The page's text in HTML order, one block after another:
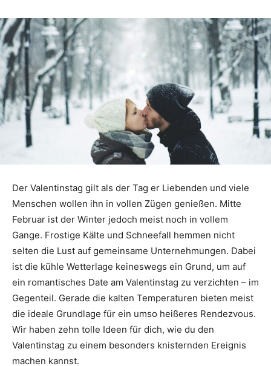
Der Valentinstag gilt als der Tag er Liebenden und viele
Menschen wollen ihn in vollen Zügen genießen. Mitte
Februar ist der Winter jedoch meist noch in vollem
Gange. Frostige Kälte und Schneefall hemmen nicht
selten die Lust auf gemeinsame Unternehmungen. Dabei
ist die kühle Wetterlage keineswegs ein Grund, um auf
ein romantisches Date am Valentinstag zu verzichten – im
Gegenteil. Gerade die kalten Temperaturen bieten meist
die ideale Grundlage für ein umso heißeres Rendezvous.
Wir haben zehn tolle Ideen für dich, wie du den
Valentinstag zu einem besonders knisternden Ereignis
machen kannst.